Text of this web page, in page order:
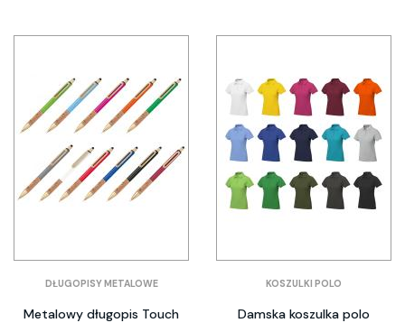
DŁUGOPISY METALOWE
Metalowy długopis Touch
KOSZULKI POLO
Damska koszulka polo